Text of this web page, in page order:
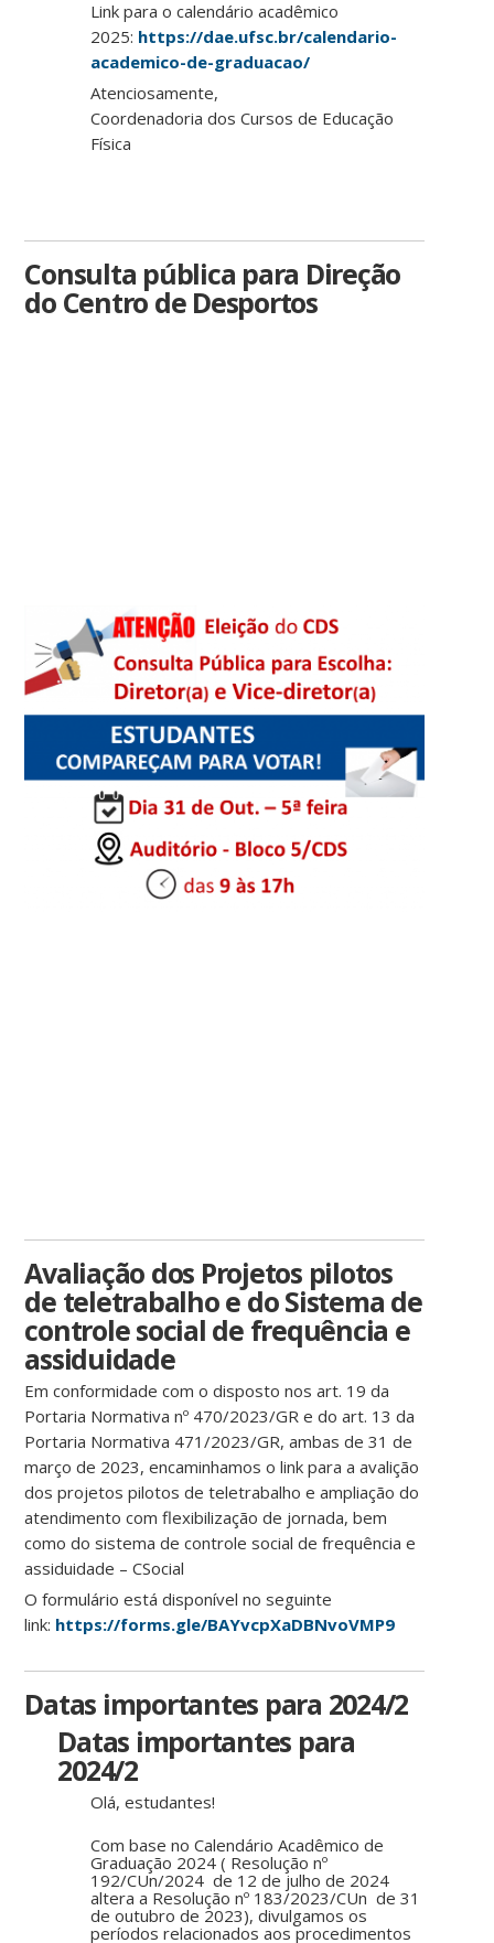
Link para o calendário acadêmico
2025: https://dae.ufsc.br/calendario-
academico-de-graduacao/
Atenciosamente,
Coordenadoria dos Cursos de Educação
Física
Consulta pública para Direção
do Centro de Desportos
Avaliação dos Projetos pilotos
de teletrabalho e do Sistema de
controle social de frequência e
assiduidade
Em conformidade com o disposto nos art. 19 da
Portaria Normativa nº 470/2023/GR e do art. 13 da
Portaria Normativa 471/2023/GR, ambas de 31 de
março de 2023, encaminhamos o link para a avalição
dos projetos pilotos de teletrabalho e ampliação do
atendimento com flexibilização de jornada, bem
como do sistema de controle social de frequência e
assiduidade – CSocial
O formulário está disponível no seguinte
link: https://forms.gle/BAYvcpXaDBNvoVMP9
Datas importantes para 2024/2
Datas importantes para
2024/2
Olá, estudantes!
Com base no Calendário Acadêmico de
Graduação 2024 ( Resolução nº
192/CUn/2024 de 12 de julho de 2024
altera a Resolução nº 183/2023/CUn de 31
de outubro de 2023), divulgamos os
períodos relacionados aos procedimentos